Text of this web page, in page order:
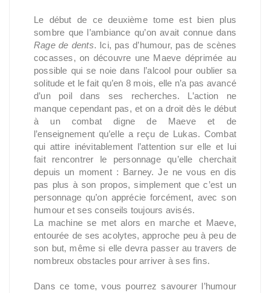
Le début de ce deuxième tome est bien plus
sombre que l’ambiance qu’on avait connue dans
Rage de dents. Ici, pas d’humour, pas de scènes
cocasses, on découvre une Maeve déprimée au
possible qui se noie dans l’alcool pour oublier sa
solitude et le fait qu’en 8 mois, elle n’a pas avancé
d’un poil dans ses recherches. L’action ne
manque cependant pas, et on a droit dès le début
à un combat digne de Maeve et de
l’enseignement qu’elle a reçu de Lukas. Combat
qui attire inévitablement l’attention sur elle et lui
fait rencontrer le personnage qu’elle cherchait
depuis un moment : Barney. Je ne vous en dis
pas plus à son propos, simplement que c’est un
personnage qu’on apprécie forcément, avec son
humour et ses conseils toujours avisés.
La machine se met alors en marche et Maeve,
entourée de ses acolytes, approche peu à peu de
son but, même si elle devra passer au travers de
nombreux obstacles pour arriver à ses fins.
Dans ce tome, vous pourrez savourer l’humour